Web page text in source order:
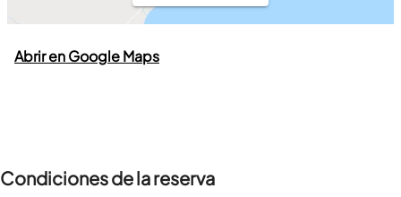
Abrir en Google Maps
Condiciones de la reserva